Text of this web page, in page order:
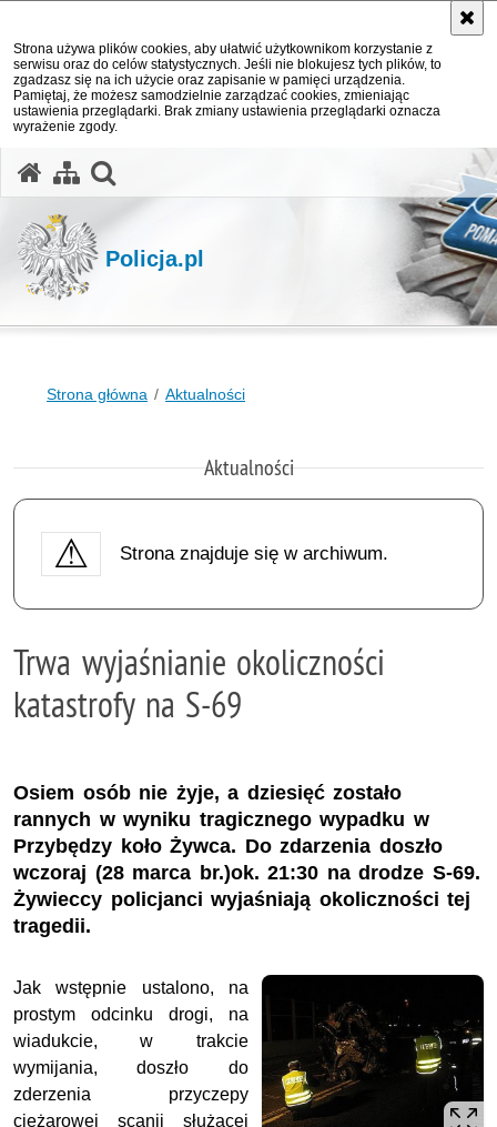
Strona używa plików cookies, aby ułatwić użytkownikom korzystanie z
serwisu oraz do celów statystycznych. Jeśli nie blokujesz tych plików, to
zgadzasz się na ich użycie oraz zapisanie w pamięci urządzenia.
Pamiętaj, że możesz samodzielnie zarządzać cookies, zmieniając
ustawienia przeglądarki. Brak zmiany ustawienia przeglądarki oznacza
wyrażenie zgody.
Policja.pl
Strona główna Aktualności
Aktualności
Strona znajduje się w archiwum.
Trwa wyjaśnianie okoliczności
katastrofy na S-69
Osiem osób nie żyje, a dziesięć zostało
rannych w wyniku tragicznego wypadku w
Przybędzy koło Żywca. Do zdarzenia doszło
wczoraj (28 marca br.)ok. 21:30 na drodze S-69.
Żywieccy policjanci wyjaśniają okoliczności tej
tragedii.
Jak wstępnie ustalono, na
prostym odcinku drogi, na
wiadukcie, w trakcie
wymijania, doszło do
zderzenia przyczepy
ciężarowej scanii służącej